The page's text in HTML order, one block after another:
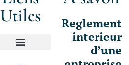
Utiles
Reglement
interieur
d’une